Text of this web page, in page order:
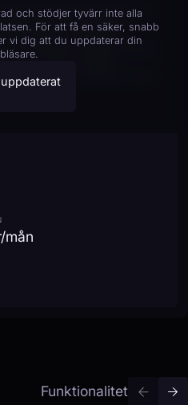
och stödjer tyvärr inte alla
För att få en säker, snabb
vi dig att du uppdaterar din
elektriska sedanen genom att
med rymligheten hos en
AI-teknik, extremt låg
‘Cloudscape’-interiör erbjuder
blixtsnabbt, vilket gör varje
mån
Funktionalitet